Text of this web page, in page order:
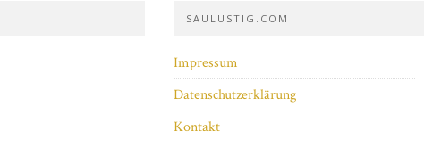
SAULUSTIG.COM
Impressum
Datenschutzerklärung
Kontakt